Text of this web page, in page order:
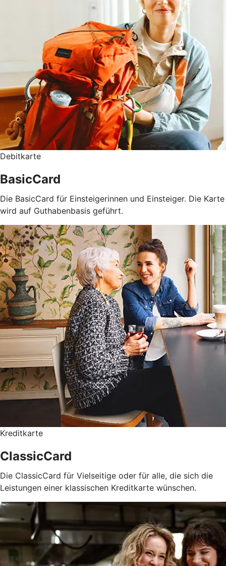
Debitkarte
BasicCard
Die BasicCard für Einsteigerinnen und Einsteiger. Die Karte
wird auf Guthabenbasis geführt.
Kreditkarte
ClassicCard
Die ClassicCard für Vielseitige oder für alle, die sich die
Leistungen einer klassischen Kreditkarte wünschen.